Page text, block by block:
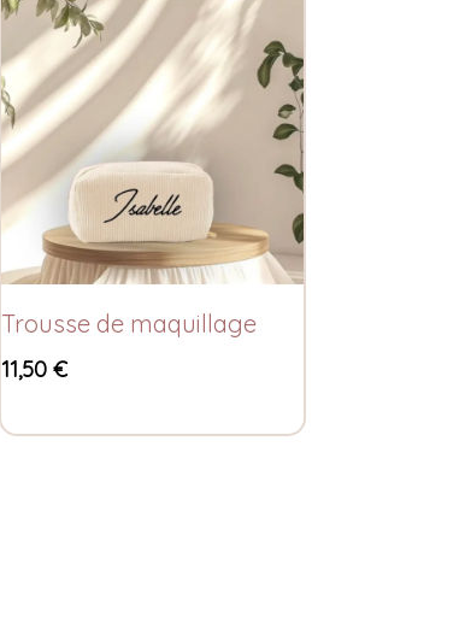
Trousse de maquillage
11,50 €